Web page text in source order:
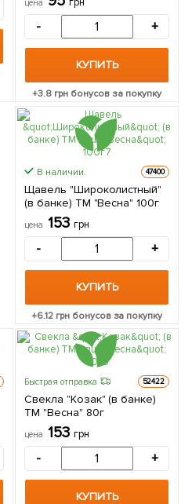
цена
- +
КУПИТЬ
+3.8 грн бонусов за покупку
В наличии. 47400
Щавель "Широколистный"
(в банке) ТМ "Весна" 100г
цена 153 грн
- +
КУПИТЬ
+6.12грн бонусов за покупку
Быстрая отправка 52422
Свекла "Козак" (в банке)
ТМ "Весна" 80г
цена 153 грн
- +
КУПИТЬ